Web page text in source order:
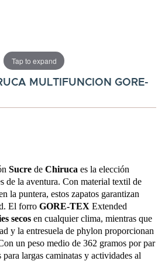
Tap to expand
MULTIFUNCION GORE-
Sucre de Chiruca es la elección
de la aventura. Con material textil de
la puntera, estos zapatos garantizan
El forro GORE-TEX Extended
secos en cualquier clima, mientras que
y la entresuela de phylon proporcionan
un peso medio de 362 gramos por par
largas caminatas y actividades al